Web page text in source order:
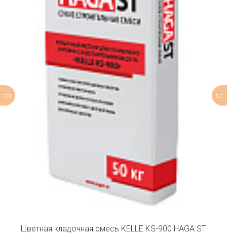
Цветная кладочная смесь KELLE KS-900 HAGA ST